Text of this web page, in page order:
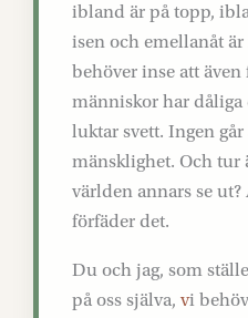
ibland är på topp,
isen och emellanåt
behöver inse att även
människor har dåliga
luktar svett. Ingen
mänsklighet. Och tur
världen annars se ut?
förfäder det.
Du och jag, som
på oss själva, vi